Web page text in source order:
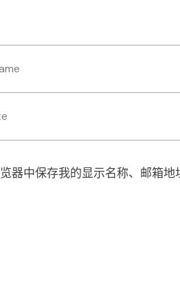
器中保存我的显示名称、邮箱